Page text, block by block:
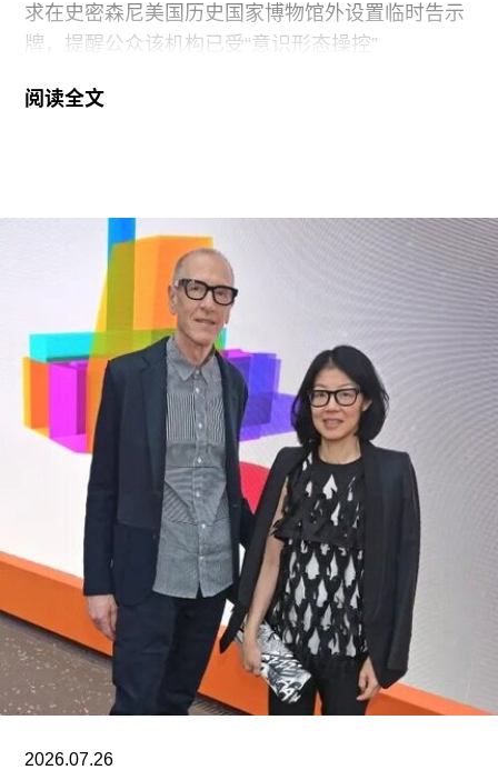
求在史密森尼美国历史国家博物馆外设置临时告示
牌，提醒公众该机构已受“意识形态操控”
持续针对史密森尼学会施压行动的进一步升级。他
扬“美国的伟大”。
其中，美国国家历史博物馆已成为特朗普持续抨击
的主要目标。在本月初发布的一份长达162页的报
告中，政府指责博物馆馆长安西娅·M·哈蒂格
（Anthea M. Hartig）在展览中传播“激进的行动主
义意识形态”。
根据这一行政令，新的指示牌将告知参观者，博物
馆现有展览“应予以改造”，以符合政府近期发布的
题为《拯救美国的故事：史密森尼学会美国国家历
史博物馆如何因意识形态操控而抹杀我们的历史遗
产》的报告。指示牌还将“引导游客前往能够获取关
于美国历史准确信息的地点和资源”。不过政府并未
具体说明其认可的具体地点或资源为何。
该行政令还指责博物馆在美国建国250周年之际未
部长“在由国家公园管理局维护的人行道、步道及其
阅读全文
2026.07.26